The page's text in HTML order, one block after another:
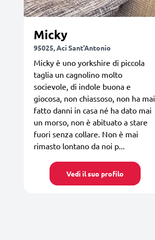
Micky
95025, Aci Sant'Antonio
Micky è uno yorkshire di piccola
taglia un cagnolino molto
socievole, di indole buona e
giocosa, non chiassoso, non ha mai
fatto danni in casa né ha dato mai
un morso, non è abituato a stare
fuori senza collare. Non è mai
rimasto lontano da noi p...
Vedi il suo profilo